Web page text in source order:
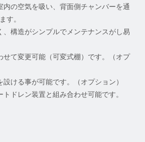
の空気を吸い、背面側チャンバーを通
ます。
構造がシンプルでメンテナンスがし易
て変更可能（可変式棚）です。（オプ
ける事が可能です。（オプション）
ドレン装置と組み合わせ可能です。